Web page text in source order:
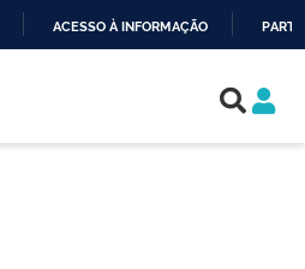
ACESSO À INFORMAÇÃO